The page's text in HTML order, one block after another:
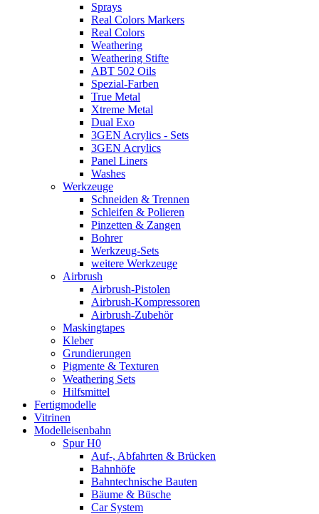
Sprays
Real Colors Markers
Real Colors
Weathering
Weathering Stifte
ABT 502 Oils
Spezial-Farben
True Metal
Xtreme Metal
Dual Exo
3GEN Acrylics - Sets
3GEN Acrylics
Panel Liners
Washes
Werkzeuge
Schneiden & Trennen
Schleifen & Polieren
Pinzetten & Zangen
Bohrer
Werkzeug-Sets
weitere Werkzeuge
Airbrush
Airbrush-Pistolen
Airbrush-Kompressoren
Airbrush-Zubehör
Maskingtapes
Kleber
Grundierungen
Pigmente & Texturen
Weathering Sets
Hilfsmittel
Fertigmodelle
Vitrinen
Modelleisenbahn
Spur H0
Auf-, Abfahrten & Brücken
Bahnhöfe
Bahntechnische Bauten
Bäume & Büsche
Car System